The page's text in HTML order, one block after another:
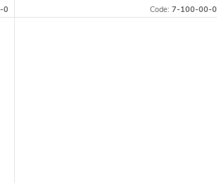
0
nepresahujúcim 30 mm. AHN myLab®
Code: 7-100-00-0